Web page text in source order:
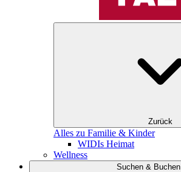
Zurück
Alles zu Familie & Kinder
WIDIs Heimat
Wellness
Suchen & Buchen